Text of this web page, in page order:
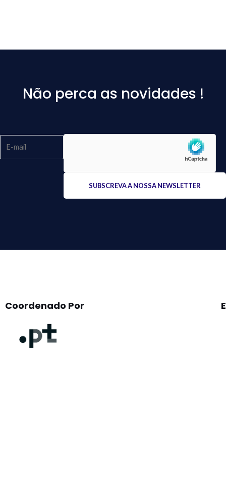
Não perca as novidades !
Coordenado Por